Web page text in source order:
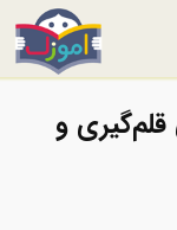
قلم‌گیرى و